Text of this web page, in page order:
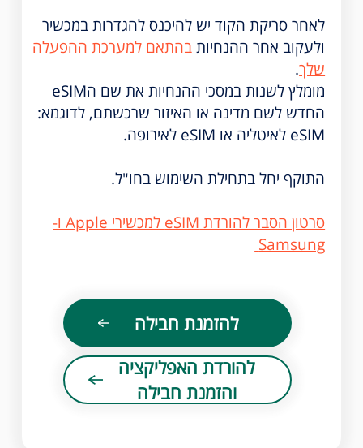
לאחר סריקת הקוד יש להיכנס להגדרות במכשיר
ולעקוב אחר ההנחיותבהתאם למערכת ההפעלה
שלך.
מומלץ לשנות במסכי ההנחיות את שם הeSIM
החדש לשם מדינה או האיזור שרכשתם, לדוגמא:
eSIM לאיטליה או eSIM לאירופה.
התוקף יחל בתחילת השימוש בחו"ל.
סרטון הסבר להורדת eSIM למכשירי Apple ו-
Samsung
להזמנת חבילה
להורדת האפליקציה
והזמנת חבילה